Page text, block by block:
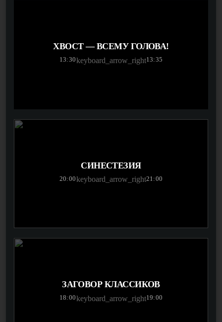
ХВОСТ — ВСЕМУ ГОЛОВА!
13:30keyboard_arrow_right13:35
СИНЕСТЕЗИЯ
20:00keyboard_arrow_right21:00
ЗАГОВОР КЛАССИКОВ
18:00keyboard_arrow_right19:00